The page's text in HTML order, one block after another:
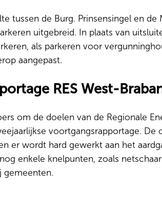
tussen de Burg. Prinsensingel en
uitgebreid. In plaats van
als parkeren voor
aangepast.
RES West-
om de doelen van de Regionale
voortgangsrapportage. De
er wordt hard gewerkt aan het
enkele knelpunten, zoals
gemeenten.